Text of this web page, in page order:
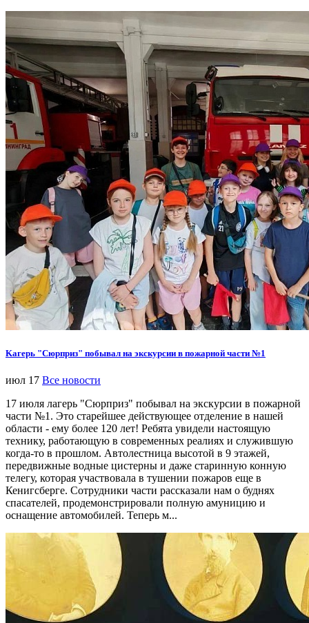
Kагерь "Сюрприз" побывал на экскурсии в пожарной части №1
июл 17 Все новости
17 июля лагерь "Сюрприз" побывал на экскурсии в пожарной
части №1. Это старейшее действующее отделение в нашей
области - ему более 120 лет! Ребята увидели настоящую
технику, работающую в современных реалиях и служившую
когда-то в прошлом. Автолестница высотой в 9 этажей,
передвижные водные цистерны и даже старинную конную
телегу, которая участвовала в тушении пожаров еще в
Кенигсберге. Сотрудники части рассказали нам о буднях
спасателей, продемонстрировали полную амуницию и
оснащение автомобилей. Теперь м...